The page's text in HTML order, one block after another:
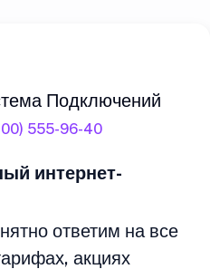
Подключений
555-96-40
интернет-
ответим на все
акциях